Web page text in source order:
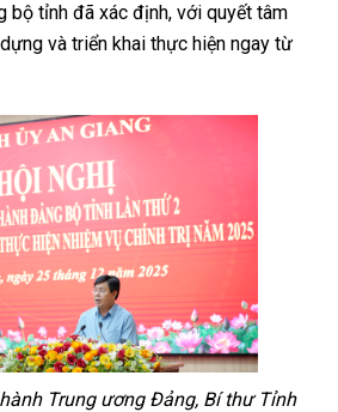
bộ tỉnh đã xác định, với quyết tâm
và triển khai thực hiện ngay từ
Trung ương Đảng, Bí thư Tỉnh